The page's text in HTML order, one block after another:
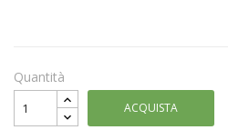
Quantità
ACQUISTA